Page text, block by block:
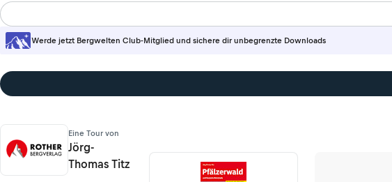
Werde jetzt Bergwelten Club-Mitglied und sichere dir unbegrenzte Downloads
Eine Tour von
Jörg-
Thomas Titz